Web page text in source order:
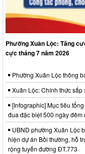
Phường Xuân Lộc: Tăng
cực tháng 7 năm 2026
Phường Xuân Lộc thông
Xuân Lộc: Chính thức
[Infographic] Mục tiêu
đua đặc biệt 500 ngày
UBND phường Xuân Lộc
hiện dự án Bồi thường, hỗ
rộng tuyến đường ĐT.773